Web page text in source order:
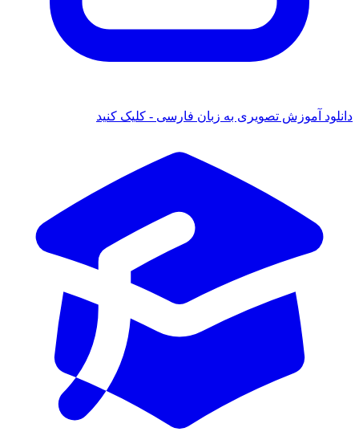
آموزش تصویری به زبان فارسی - کلیک کنید